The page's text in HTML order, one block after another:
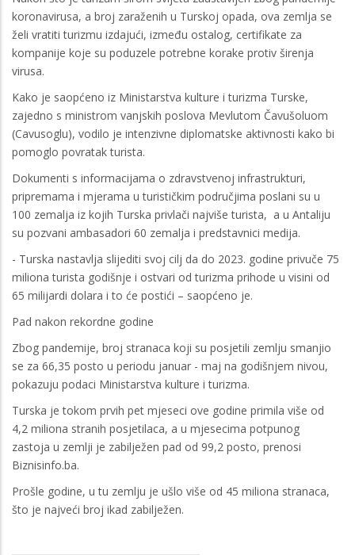
koronavirusa, a broj zaraženih u Turskoj opada, ova zemlja se
želi vratiti turizmu izdajući, između ostalog, certifikate za
kompanije koje su poduzele potrebne korake protiv širenja
virusa.
Kako je saopćeno iz Ministarstva kulture i turizma Turske,
zajedno s ministrom vanjskih poslova Mevlutom Čavušoluom
(Cavusoglu), vodilo je intenzivne diplomatske aktivnosti kako bi
pomoglo povratak turista.
Dokumenti s informacijama o zdravstvenoj infrastrukturi,
pripremama i mjerama u turističkim područjima poslani su u
100 zemalja iz kojih Turska privlači najviše turista, a u Antaliju
su pozvani ambasadori 60 zemalja i predstavnici medija.
- Turska nastavlja slijediti svoj cilj da do 2023. godine privuče 75
miliona turista godišnje i ostvari od turizma prihode u visini od
65 milijardi dolara i to će postići – saopćeno je.
Pad nakon rekordne godine
Zbog pandemije, broj stranaca koji su posjetili zemlju smanjio
se za 66,35 posto u periodu januar - maj na godišnjem nivou,
pokazuju podaci Ministarstva kulture i turizma.
Turska je tokom prvih pet mjeseci ove godine primila više od
4,2 miliona stranih posjetilaca, a u mjesecima potpunog
zastoja u zemlji je zabilježen pad od 99,2 posto, prenosi
Biznisinfo.ba.
Prošle godine, u tu zemlju je ušlo više od 45 miliona stranaca,
što je najveći broj ikad zabilježen.